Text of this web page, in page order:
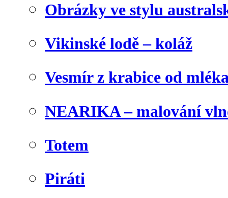
Obrázky ve stylu
Vikinské lodě – koláž
Vesmír z krabice od
NEARIKA – malování
Totem
Piráti